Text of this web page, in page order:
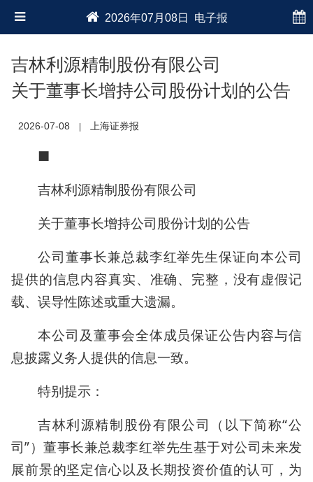
2026年07月08日 电子报
吉林利源精制股份有限公司
关于董事长增持公司股份计划的公告
2026-07-08 上海证券报
■
吉林利源精制股份有限公司
关于董事长增持公司股份计划的公告
公司董事长兼总裁李红举先生保证向本公司
提供的信息内容真实、准确、完整，没有虚假记
载、误导性陈述或重大遗漏。
本公司及董事会全体成员保证公告内容与信
息披露义务人提供的信息一致。
特别提示：
吉林利源精制股份有限公司（以下简称“公
司”）董事长兼总裁李红举先生基于对公司未来发
展前景的坚定信心以及长期投资价值的认可，为